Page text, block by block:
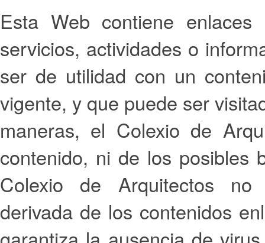
Esta Web contiene
servicios, actividades o
ser de utilidad con un
vigente, y que puede ser
maneras, el Colexio de
contenido, ni de los posibles
Colexio de Arquitectos no
derivada de los contenidos